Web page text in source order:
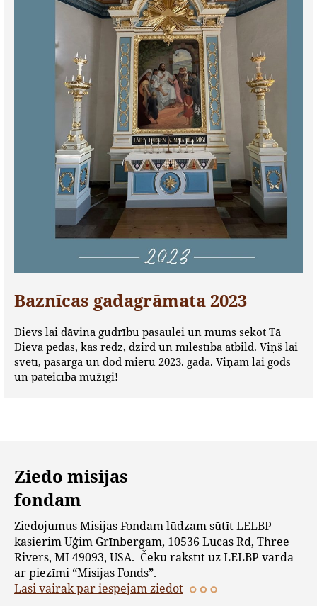
Baznīcas gadagrāmata 2023
Dievs lai dāvina gudrību pasaulei un mums sekot Tā
Dieva pēdās, kas redz, dzird un mīlestībā atbild. Viņš lai
svētī, pasargā un dod mieru 2023. gadā. Viņam lai gods
un pateicība mūžīgi!
Ziedo misijas
fondam
Ziedojumus Misijas Fondam lūdzam sūtīt LELBP
kasierim Uģim Grīnbergam, 10536 Lucas Rd, Three
Rivers, MI 49093, USA. Čeku rakstīt uz LELBP vārda
ar piezīmi “Misijas Fonds”.
Lasi vairāk par iespējām ziedot